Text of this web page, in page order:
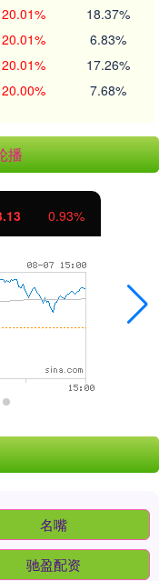
20.01% 18.37%
20.01% 6.83%
20.01% 17.26%
20.00% 7.68%
播
0.93%
名嘴
驰盈配资